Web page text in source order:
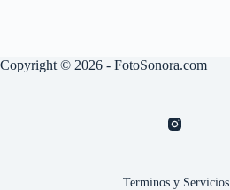
Copyright © 2026 - FotoSonora.com
Terminos y Servicios